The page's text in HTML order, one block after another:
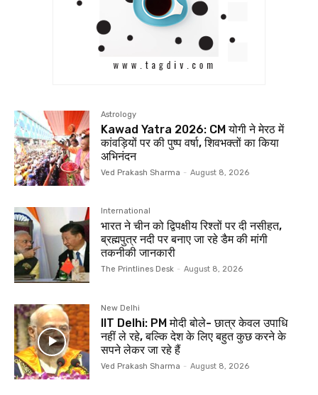
Astrology
Kawad Yatra 2026: CM योगी ने मेरठ में
कांवड़ियों पर की पुष्प वर्षा, शिवभक्तों का किया
अभिनंदन
Ved Prakash Sharma - August 8, 2026
International
भारत ने चीन को द्विपक्षीय रिश्‍तों पर दी नसीहत,
ब्रह्मपुत्र नदी पर बनाए जा रहे डैम की मांगी
तकनीकी जानकारी
The Printlines Desk - August 8, 2026
New Delhi
IIT Delhi: PM मोदी बोले- छात्र केवल उपाधि
नहीं ले रहे, बल्कि देश के लिए बहुत कुछ करने के
सपने लेकर जा रहे हैं
Ved Prakash Sharma - August 8, 2026